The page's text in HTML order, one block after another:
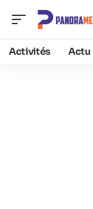
Activités Actu